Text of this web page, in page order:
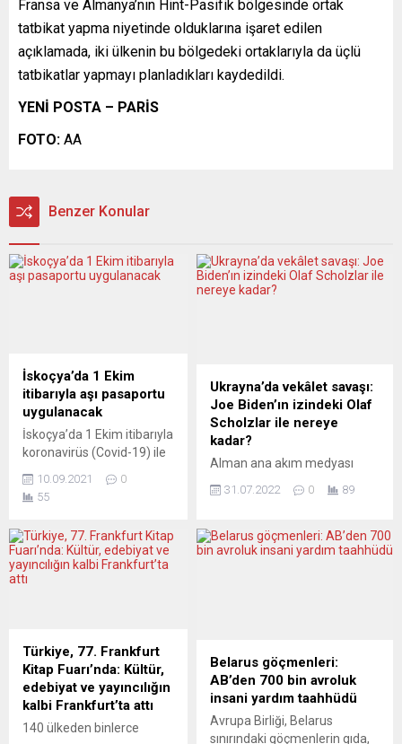
Fransa ve Almanya’nın Hint-Pasifik bölgesinde ortak
tatbikat yapma niyetinde olduklarına işaret edilen
açıklamada, iki ülkenin bu bölgedeki ortaklarıyla da üçlü
tatbikatlar yapmayı planladıkları kaydedildi.
YENİ POSTA – PARİS
FOTO: AA
Benzer Konular
İskoçya’da 1 Ekim
itibarıyla aşı pasaportu
uygulanacak
İskoçya’da 1 Ekim itibarıyla
koronavirüs (Covid-19) ile
mücadele kapsamında
gece kulüpleri, müzik
festivalleri ve futbol
pasaportu istenecek.
İskoçya parlamentosu,
gece kulüpleri ve
katıldığı etkinlikler için
geçerli olacak aşı
pasaportu uygulamasını
onayladı. Uygulama,
ayakta 4 binden fazla
10.09.2021
0
55
Ukrayna’da vekâlet savaşı:
Joe Biden’ın izindeki Olaf
Scholzlar ile nereye
kadar?
Alman ana akım medyası
bir aydın hareketi var.
ve İlhan Selçuklarından
oluşan ve giderek büyüyen bu
Başkan Yardımcısı Joseph
Biden,
Cambridge/Massachusetts’te
bulunan Harvard Kennedy
Okulu’nda, Ekim 2014’te
31.07.2022 0 89
Türkiye, 77. Frankfurt
Kitap Fuarı’nda: Kültür,
edebiyat ve yayıncılığın
kalbi Frankfurt’ta attı
140 ülkeden binlerce
Belarus göçmenleri:
AB’den 700 bin avroluk
insani yardım taahhüdü
Avrupa Birliği, Belarus
sınırındaki göçmenlerin gıda,